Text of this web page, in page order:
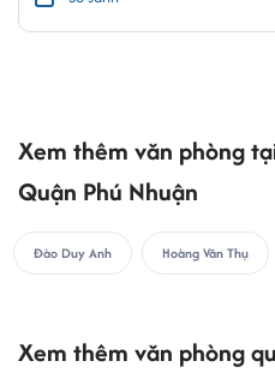
Xem thêm văn phòng
Quận Phú Nhuận
Đào Duy Anh Hoàng Văn Thụ
Xem thêm văn phòng